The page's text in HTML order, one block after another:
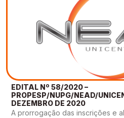
EDITAL Nº 58/2020 –
PROPESP/NUPG/NEAD/
DEZEMBRO DE 2020
A prorrogação das inscrições e